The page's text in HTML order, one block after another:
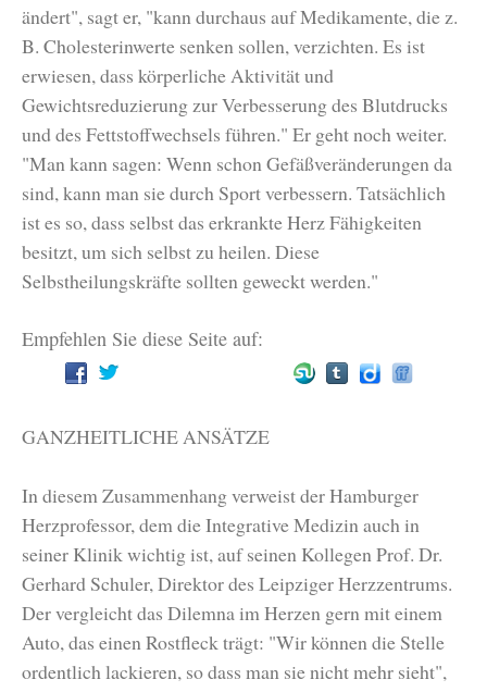
ändert", sagt er, "kann durchaus auf Medikamente, die z.
B. Cholesterinwerte senken sollen, verzichten. Es ist
erwiesen, dass körperliche Aktivität und
Gewichtsreduzierung zur Verbesserung des Blutdrucks
und des Fettstoffwechsels führen." Er geht noch weiter.
"Man kann sagen: Wenn schon Gefäßveränderungen da
sind, kann man sie durch Sport verbessern. Tatsächlich
ist es so, dass selbst das erkrankte Herz Fähigkeiten
besitzt, um sich selbst zu heilen. Diese
Selbstheilungskräfte sollten geweckt werden."
Empfehlen Sie diese Seite auf:
GANZHEITLICHE ANSÄTZE
In diesem Zusammenhang verweist der Hamburger
Herzprofessor, dem die Integrative Medizin auch in
seiner Klinik wichtig ist, auf seinen Kollegen Prof. Dr.
Gerhard Schuler, Direktor des Leipziger Herzzentrums.
Der vergleicht das Dilemna im Herzen gern mit einem
Auto, das einen Rostfleck trägt: "Wir können die Stelle
ordentlich lackieren, so dass man sie nicht mehr sieht",